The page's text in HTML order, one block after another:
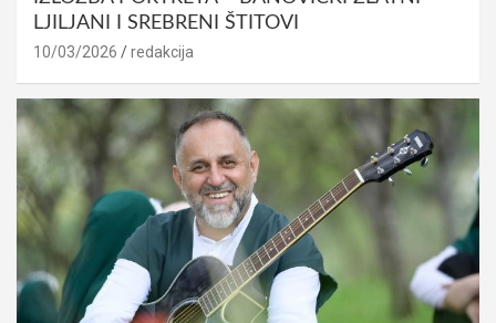
LJILJANI I SREBRENI ŠTITOVI
10/03/2026 redakcija